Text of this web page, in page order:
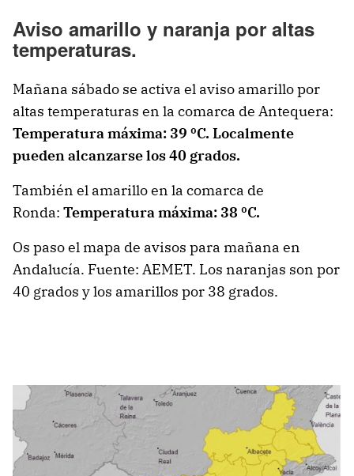
Aviso amarillo y naranja por altas
temperaturas.
Mañana sábado se activa el aviso amarillo por
altas temperaturas en la comarca de Antequera:
Temperatura máxima: 39 ºC. Localmente
pueden alcanzarse los 40 grados.
También el amarillo en la comarca de
Ronda: Temperatura máxima: 38 ºC.
Os paso el mapa de avisos para mañana en
Andalucía. Fuente: AEMET. Los naranjas son por
40 grados y los amarillos por 38 grados.